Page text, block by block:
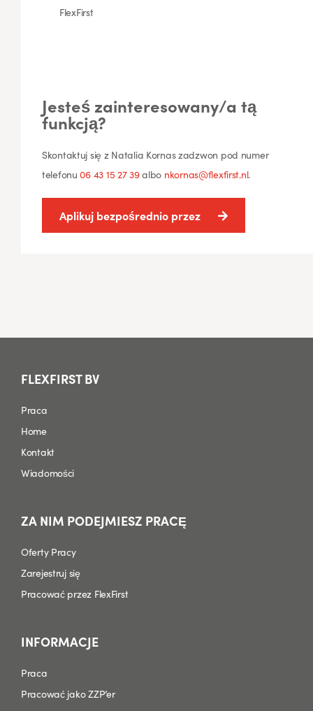
FlexFirst
Jesteś zainteresowany/a tą
funkcją?
Skontaktuj się z Natalia Kornas zadzwon pod numer
telefonu06 43 15 27 39albo nkornas@flexfirst.nl.
Aplikuj bezpośrednio przez
FLEXFIRST BV
Praca
Home
Kontakt
Wiadomości
ZA NIM PODEJMIESZ PRACĘ
Oferty Pracy
Zarejestruj się
Pracować przez FlexFirst
INFORMACJE
Praca
Pracować jako ZZP’er